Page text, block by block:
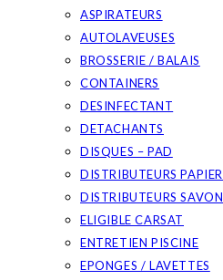
ASPIRATEURS
AUTOLAVEUSES
BROSSERIE / BALAIS
CONTAINERS
DESINFECTANT
DETACHANTS
DISQUES – PAD
DISTRIBUTEURS PAPIER
DISTRIBUTEURS SAVON
ELIGIBLE CARSAT
ENTRETIEN PISCINE
EPONGES / LAVETTES